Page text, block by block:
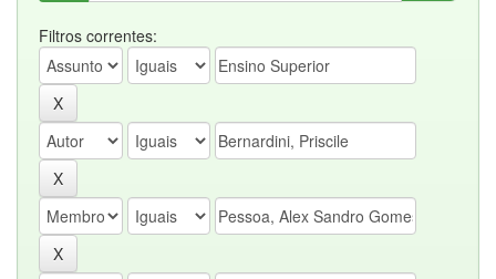
Filtros correntes: